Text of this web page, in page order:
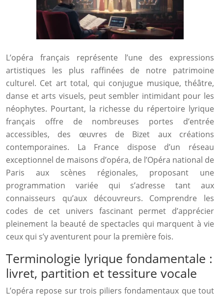
L’opéra français représente l’une des expressions
artistiques les plus raffinées de notre patrimoine
culturel. Cet art total, qui conjugue musique, théâtre,
danse et arts visuels, peut sembler intimidant pour les
néophytes. Pourtant, la richesse du répertoire lyrique
français offre de nombreuses portes d’entrée
accessibles, des œuvres de Bizet aux créations
contemporaines. La France dispose d’un réseau
exceptionnel de maisons d’opéra, de l’Opéra national de
Paris aux scènes régionales, proposant une
programmation variée qui s’adresse tant aux
connaisseurs qu’aux découvreurs. Comprendre les
codes de cet univers fascinant permet d’apprécier
pleinement la beauté de spectacles qui marquent à vie
ceux qui s’y aventurent pour la première fois.
Terminologie lyrique fondamentale :
livret, partition et tessiture vocale
L’opéra repose sur trois piliers fondamentaux que tout